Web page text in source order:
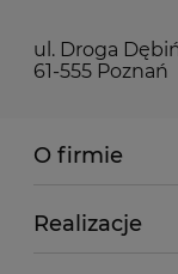
ul. Droga
61-555 Poznań
O firmie
Realizacje